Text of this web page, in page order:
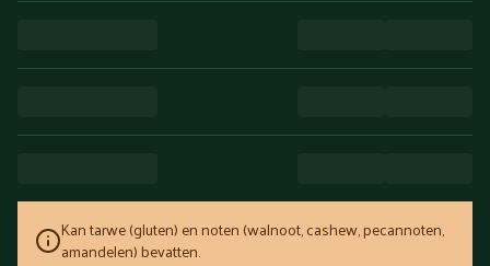
Kan tarwe (gluten) en noten (walnoot, cashew, pecannoten,
amandelen) bevatten.